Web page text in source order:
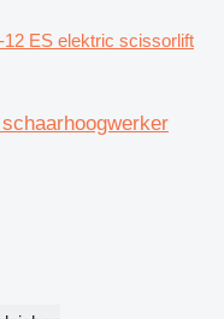
12 ES elektric scissorlift